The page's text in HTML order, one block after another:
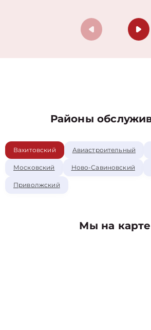
Районы
Вахитовский Авиастроительный
Московский Ново-Савиновский
Приволжский
Мы на карте